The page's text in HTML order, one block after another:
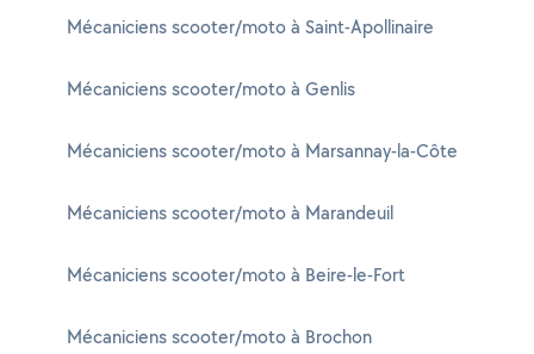
Mécaniciens scooter/moto à Saint-Apollinaire
Mécaniciens scooter/moto à Genlis
Mécaniciens scooter/moto à Marsannay-la-Côte
Mécaniciens scooter/moto à Marandeuil
Mécaniciens scooter/moto à Beire-le-Fort
Mécaniciens scooter/moto à Brochon